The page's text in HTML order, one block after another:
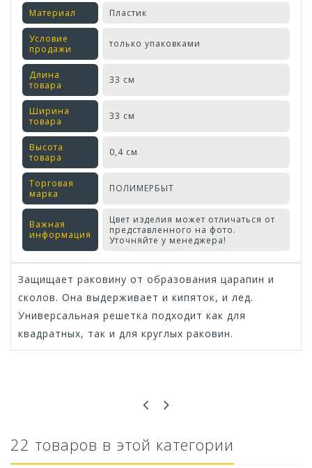
Материал Пластик
Условие
продажи
только упаковками
Длина
товара
33 см
Ширина
товара
33 см
Высота
товара
0,4 см
Торговая
марка
ПОЛИМЕРБЫТ
Важная
информация
Цвет изделия может отличаться от
представленного на фото.
Уточняйте у менеджера!
Защищает раковину от образования царапин и
сколов. Она выдерживает и кипяток, и лед.
Универсальная решетка подходит как для
квадратных, так и для круглых раковин.
22 товаров в этой категории